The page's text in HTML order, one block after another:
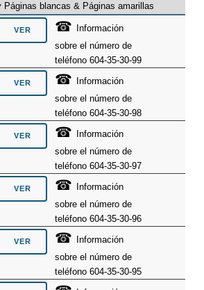
Páginas blancas & Páginas amarillas
☎ Información
sobre el número de
teléfono 604-35-30-99
☎ Información
sobre el número de
teléfono 604-35-30-98
☎ Información
sobre el número de
teléfono 604-35-30-97
☎ Información
sobre el número de
teléfono 604-35-30-96
☎ Información
sobre el número de
teléfono 604-35-30-95